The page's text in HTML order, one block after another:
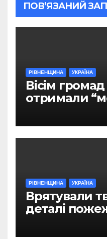
ПОВ’ЯЗАНИЙ
РІВНЕНЩИНА УКРАЇНА
Вісім
отримали
РІВНЕНЩИНА УКРАЇНА
Врятували
деталі